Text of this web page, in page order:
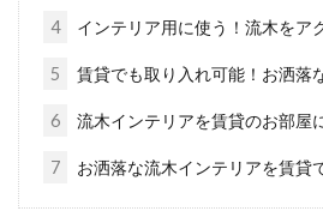
日当り抜群の
新しく家を建てた
視したいポイント
あるのではない...
4 インテリア用に使う！流木を
5 賃貸でも取り入れ可能！お洒落
6 流木インテリアを賃貸のお部屋
7 お洒落な流木インテリアを賃貸